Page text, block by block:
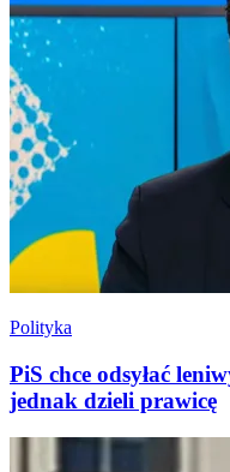
Polityka
PiS chce odsyłać
jednak dzieli prawicę